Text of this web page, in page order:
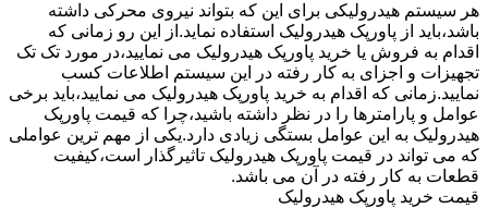
هر سیستم هیدرولیکی برای این که بتواند نیروی محرکی داشته
باشد،باید از پاورپک هیدرولیک استفاده نماید.از این رو زمانی که
اقدام به فروش یا خرید پاورپک هیدرولیک می نمایید،در مورد تک تک
تجهیزات و اجزای به کار رفته در این سیستم اطلاعات کسب
نمایید.زمانی که اقدام به خرید پاورپک هیدرولیک می نمایید،باید برخی
عوامل و پارامترها را در نظر داشته باشید،چرا که قیمت پاورپک
هیدرولیک به این عوامل بستگی زیادی دارد.یکی از مهم ترین عواملی
که می تواند در قیمت پاورپک هیدرولیک تاثیرگذار است،کیفیت
قطعات به کار رفته در آن می باشد.
قیمت خرید پاورپک هیدرولیک